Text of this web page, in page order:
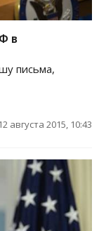
в
письма,
августа 2015, 10:43